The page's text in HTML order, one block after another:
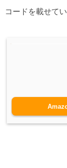
コードを載せてい